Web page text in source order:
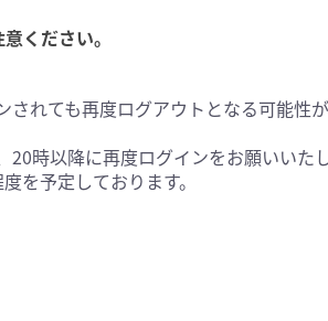
ください。
されても再度ログアウトとなる可能性
時以降に再度ログインをお願いいたし
を予定しております。